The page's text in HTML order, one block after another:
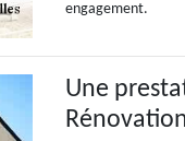
engagement.
Une